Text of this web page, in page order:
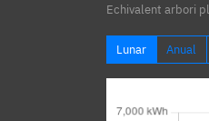
Echivalent arbori
Lunar Anual